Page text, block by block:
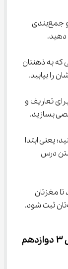
در پایان هر هفته، زمانی را برای مرور و جمع‌بندی
که به ذهنتان
تعاریف و
یعنی ابتدا
متن درس
مغزتان
دانلود نمونه سوالات امتحانی فارسی ۳ دوازدهم